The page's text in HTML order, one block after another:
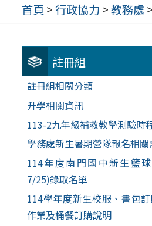
首頁 >行政協力 >教務處
註冊組
註冊組相關分類
升學相關資訊
113-2九年級補救教學測驗時
學務處新生暑期營隊報名相
114年度南門國中新生籃
7/25)錄取名單
114學年度新生校服、書包
作業及桶餐訂購說明